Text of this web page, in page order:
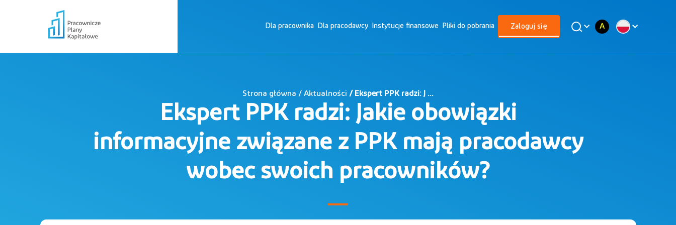
Dla pracownika Dla pracodawcy Instytucje finansowe Pliki do pobrania Zaloguj się A
Strona główna / Aktualności / Ekspert PPK radzi: J ...
Ekspert PPK radzi: Jakie obowiązki
informacyjne związane z PPK mają pracodawcy
wobec swoich pracowników?